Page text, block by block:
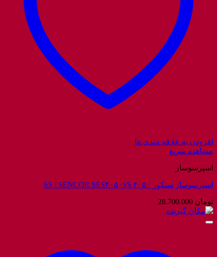
افزودن به علاقه مندی ها
مشاهده سریع
اسپرسوساز
اسپرسوساز سنکور ۴۰۵۰ SS / SENCOR SES۴۰۵۰SS
تومان